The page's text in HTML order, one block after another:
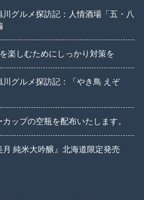
グルメ探訪記：人情酒場「五・八
楽しむためにしっかり対策を
グルメ探訪記：「やき鳥 えぞ
カップの空瓶を配布いたします。
月 純米大吟醸』北海道限定発売